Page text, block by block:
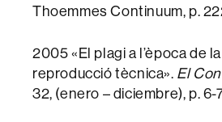
Thoemmes Continuum, p.
2005 «El plagi a l’època de
reproducció tècnica». El
32, (enero – diciembre), p. 6-